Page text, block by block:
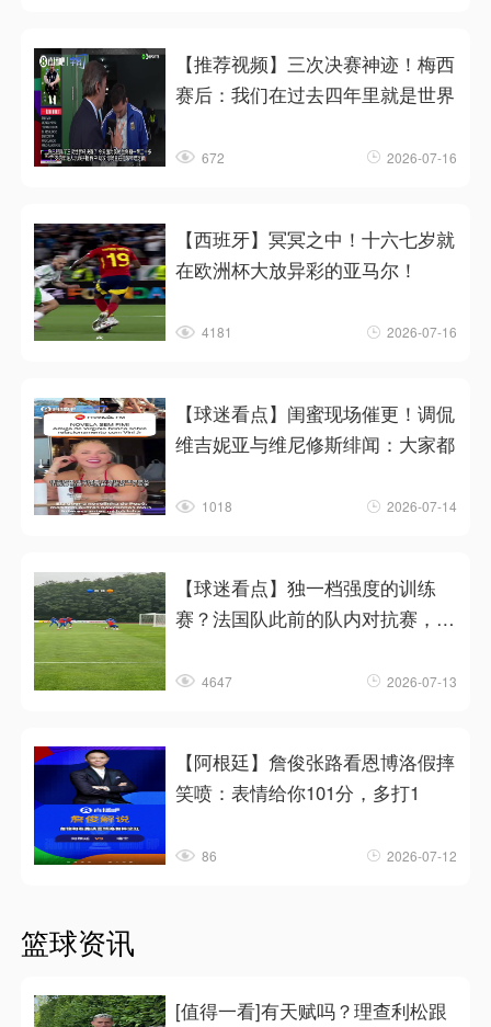
【推荐视频】三次决赛神迹！梅西
赛后：我们在过去四年里就是世界
672 2026-07-16
【西班牙】冥冥之中！十六七岁就
在欧洲杯大放异彩的亚马尔！
4181 2026-07-16
【球迷看点】闺蜜现场催更！调侃
维吉妮亚与维尼修斯绯闻：大家都
1018 2026-07-14
【球迷看点】独一档强度的训练
赛？法国队此前的队内对抗赛，恐
4647 2026-07-13
【阿根廷】詹俊张路看恩博洛假摔
笑喷：表情给你101分，多打1
86 2026-07-12
篮球资讯
[值得一看]有天赋吗？理查利松跟